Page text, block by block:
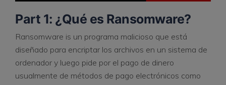
Part 1: ¿Qué es Ransomware?
Ransomware is un programa malicioso que está
diseñado para encriptar los archivos en un sistema de
ordenador y luego pide por el pago de dinero
usualmente de métodos de pago electrónicos como